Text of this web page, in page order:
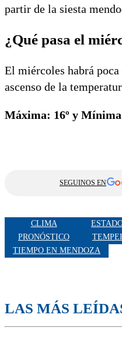
partir de la siesta
¿Qué pasa el
El miércoles habrá
ascenso de la
Máxima: 16º y
SEGUINOS EN
CLIMA
PRONÓSTICO
TIEMPO EN MENDOZA
LAS MÁS